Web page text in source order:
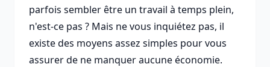
parfois sembler être un travail à temps plein,
n'est-ce pas ? Mais ne vous inquiétez pas, il
existe des moyens assez simples pour vous
assurer de ne manquer aucune économie.